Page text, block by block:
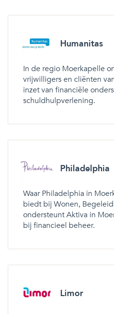
Humanitas
In de regio Moerkapelle
vrijwilligers en cliënten
inzet van financiële
schuldhulpverlening.
Philadelphia
Waar Philadelphia in
biedt bij Wonen,
ondersteunt Aktiva in
bij financieel beheer.
Limor